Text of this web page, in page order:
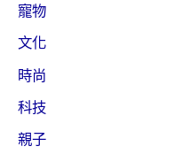
寵物
文化
時尚
科技
親子